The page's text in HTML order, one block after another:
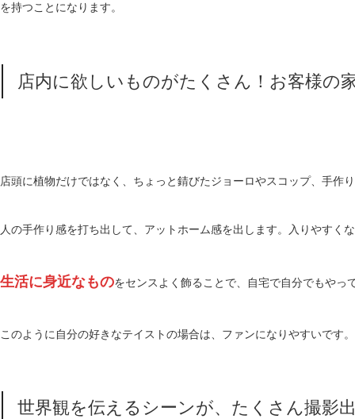
を持つことになります。
店内に欲しいものがたくさん！お客様の
店頭に植物だけではなく、ちょっと錆びたジョーロやスコップ、手作
人の手作り感を打ち出して、アットホーム感を出します。入りやすく
生活に身近なものをセンスよく飾ることで、自宅で自分でもやっ
このように自分の好きなテイストの場合は、ファンになりやすいです。
世界観を伝えるシーンが、たくさん撮影